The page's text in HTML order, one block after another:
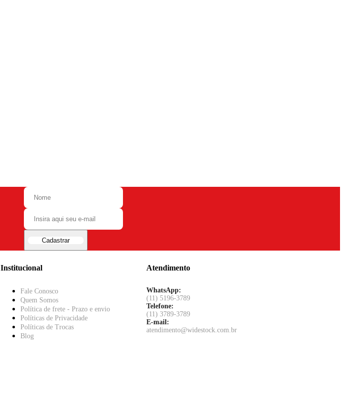
Cadastrar
Institucional
Fale Conosco
Quem Somos
Política de frete - Prazo e envio
Políticas de Privacidade
Políticas de Trocas
Blog
Atendimento
WhatsApp:
(11) 5196-3789
Telefone:
(11) 3789-3789
E-mail:
atendimento@widestock.com.br